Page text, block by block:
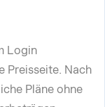
Login
Preisseite. Nach
Pläne ohne